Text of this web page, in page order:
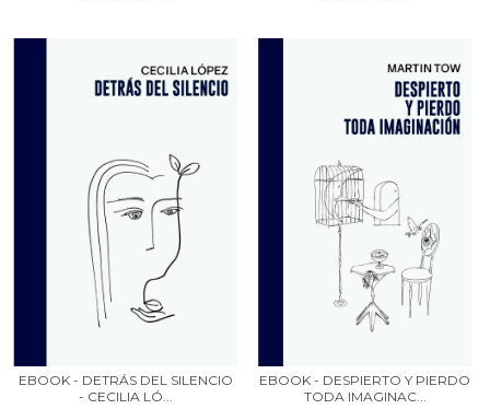
EBOOK - DETRÁS DEL SILENCIO
- CECILIA LÓ...
EBOOK - DESPIERTO Y PIERDO
TODA IMAGINAC...